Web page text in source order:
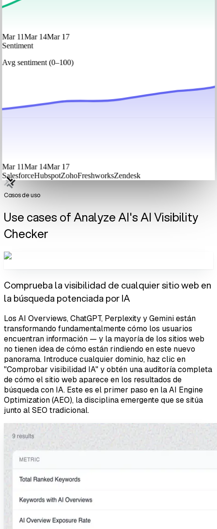
Mar 11Mar 14Mar 17
Sentiment
Avg sentiment (0–100)
Mar 11Mar 14Mar 17
SalesforceHubspotZohoFreshworksZendesk
Casos de uso
Use cases of Analyze AI's AI Visibility
Checker
Comprueba la visibilidad de cualquier sitio web en
la búsqueda potenciada por IA
Los AI Overviews, ChatGPT, Perplexity y Gemini están
transformando fundamentalmente cómo los usuarios
encuentran información — y la mayoría de los sitios web
no tienen idea de cómo están rindiendo en este nuevo
panorama. Introduce cualquier dominio, haz clic en
"Comprobar visibilidad IA" y obtén una auditoría completa
de cómo el sitio web aparece en los resultados de
búsqueda con IA. Este es el primer paso en la AI Engine
Optimization (AEO), la disciplina emergente que se sitúa
junto al SEO tradicional.